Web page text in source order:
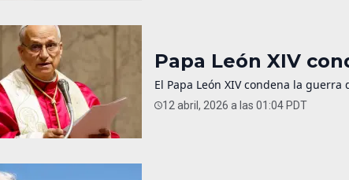
Papa León XIV
El Papa León XIV condena la
12 abril, 2026 a las 01:04 PDT